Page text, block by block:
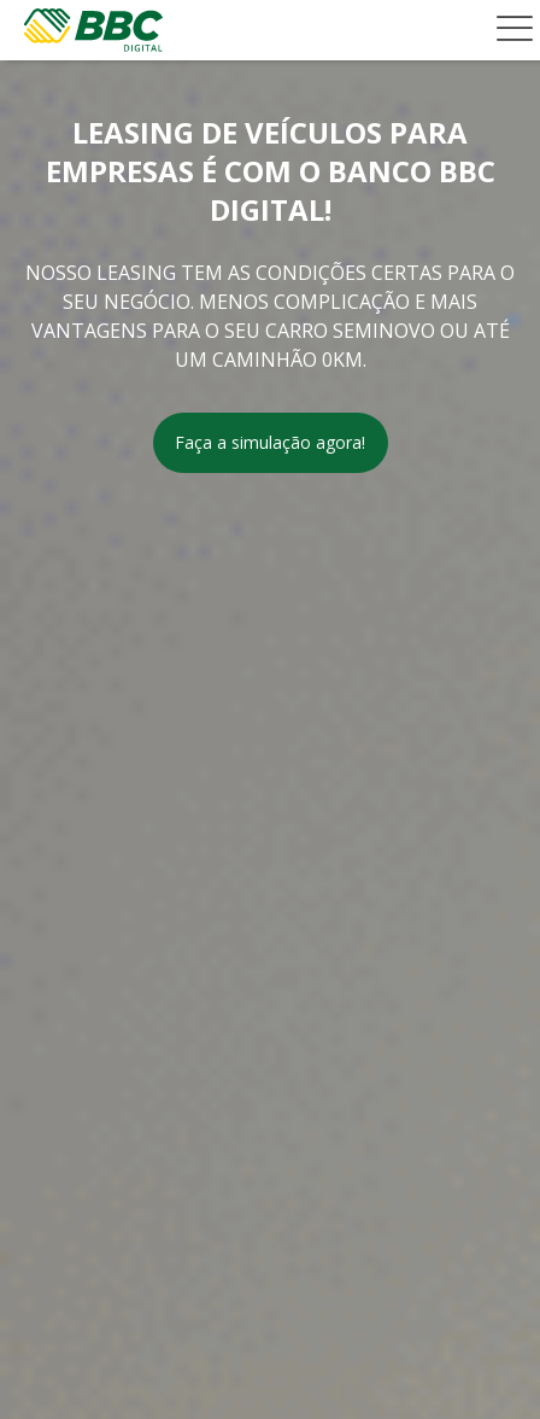
LEASING DE VEÍCULOS PARA
EMPRESAS É COM O BANCO BBC
DIGITAL!
NOSSO LEASING TEM AS CONDIÇÕES CERTAS PARA O
SEU NEGÓCIO. MENOS COMPLICAÇÃO E MAIS
VANTAGENS PARA O SEU CARRO SEMINOVO OU ATÉ
UM CAMINHÃO 0KM.
Faça a simulação agora!